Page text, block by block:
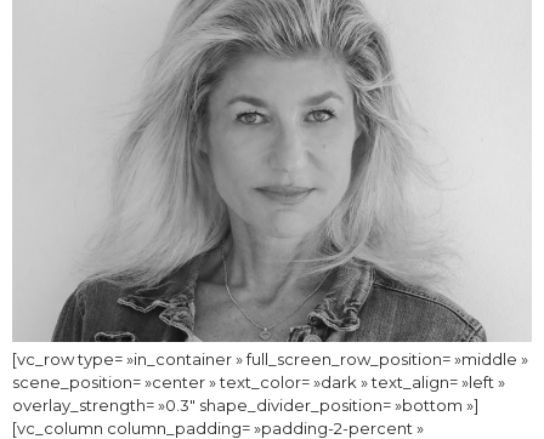
[vc_row type= »in_container » full_screen_row_position= »middle »
scene_position= »center » text_color= »dark » text_align= »left »
overlay_strength= »0.3″ shape_divider_position= »bottom »]
[vc_column column_padding= »padding-2-percent »